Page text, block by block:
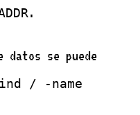
.
se puede
/ -name